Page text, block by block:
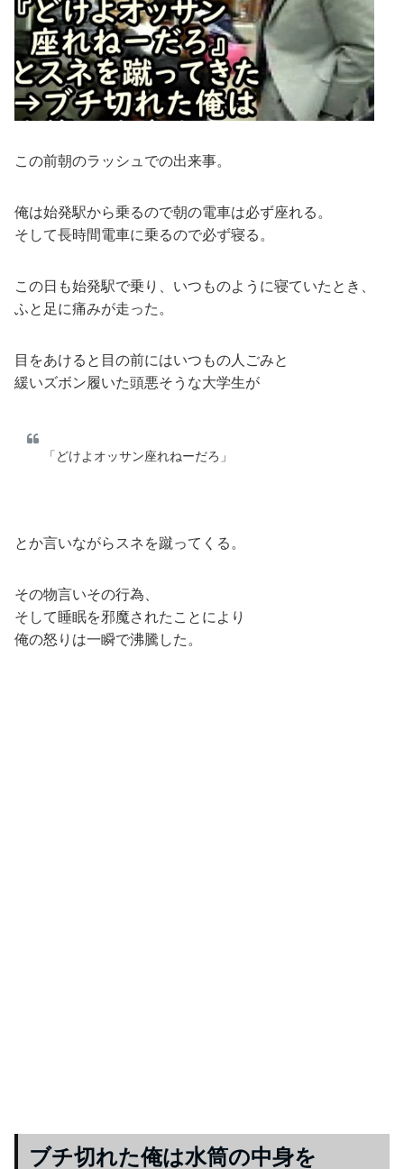
この前朝のラッシュでの出来事。
俺は始発駅から乗るので朝の電車は必ず座れる。
そして長時間電車に乗るので必ず寝る。
この日も始発駅で乗り、いつものように寝ていたとき、
ふと足に痛みが走った。
目をあけると目の前にはいつもの人ごみと
緩いズボン履いた頭悪そうな大学生が
「どけよオッサン座れねーだろ」
とか言いながらスネを蹴ってくる。
その物言いその行為、
そして睡眠を邪魔されたことにより
俺の怒りは一瞬で沸騰した。
ブチ切れた俺は水筒の中身を